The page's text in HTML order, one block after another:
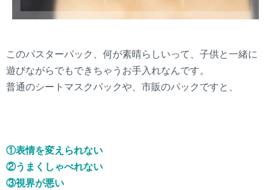
このパスターパック、何が素晴らしいって、子供と一緒に
遊びながらでもできちゃうお手入れなんです。
普通のシートマスクパックや、市販のパックですと、
①表情を変えられない
②うまくしゃべれない
③視界が悪い